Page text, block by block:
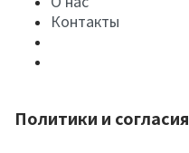
Контакты
Политики и согласия